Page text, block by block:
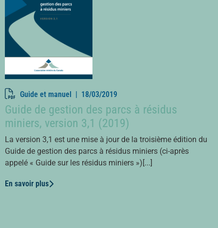
Guide et manuel | 18/03/2019
Guide de gestion des parcs à résidus
miniers, version 3,1 (2019)
La version 3,1 est une mise à jour de la troisième édition du
Guide de gestion des parcs à résidus miniers (ci-après
appelé « Guide sur les résidus miniers »)[...]
En savoir plus